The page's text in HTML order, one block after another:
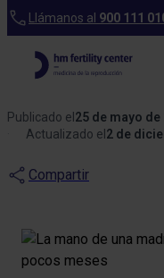
Llámanos al 900 111
Blog
Todo
de óvulos
Publicado el 25 de mayo de
Actualizado el 2 de
Compartir